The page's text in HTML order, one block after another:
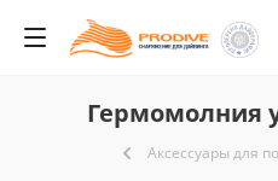
Гермомолния
Аксессуары для